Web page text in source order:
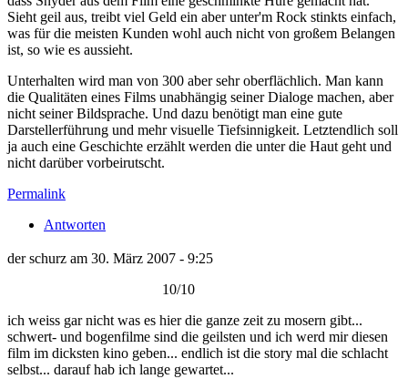
Sieht geil aus, treibt viel Geld ein aber unter'm Rock stinkts einfach,
was für die meisten Kunden wohl auch nicht von großem Belangen
ist, so wie es aussieht.
Unterhalten wird man von 300 aber sehr oberflächlich. Man kann
die Qualitäten eines Films unabhängig seiner Dialoge machen, aber
nicht seiner Bildsprache. Und dazu benötigt man eine gute
Darstellerführung und mehr visuelle Tiefsinnigkeit. Letztendlich soll
ja auch eine Geschichte erzählt werden die unter die Haut geht und
nicht darüber vorbeirutscht.
Permalink
Antworten
der schurz am 30. März 2007 - 9:25
10/10
ich weiss gar nicht was es hier die ganze zeit zu mosern gibt...
schwert- und bogenfilme sind die geilsten und ich werd mir diesen
film im dicksten kino geben... endlich ist die story mal die schlacht
selbst... darauf hab ich lange gewartet...